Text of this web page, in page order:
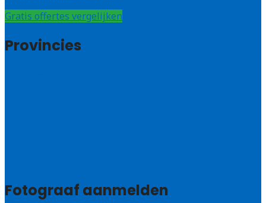
Gratis offertes vergelijken
Provincies
Fotograaf aanmelden